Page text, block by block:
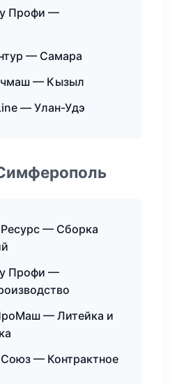
Профи —
— Самара
— Кызыл
— Улан-Удэ
— Сборка
Профи —
— Литейка и
— Контрактное